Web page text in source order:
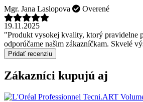
Mgr. Jana Laslopova
Overené
19.11.2025
"Produkt vysokej kvality, ktorý pravidelne
odporúčame našim zákazníčkam. Skvelé
Pridať recenziu
Zákazníci kupujú aj